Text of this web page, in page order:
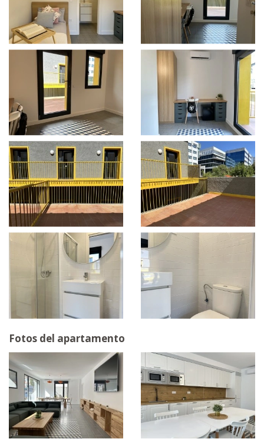
Fotos del apartamento